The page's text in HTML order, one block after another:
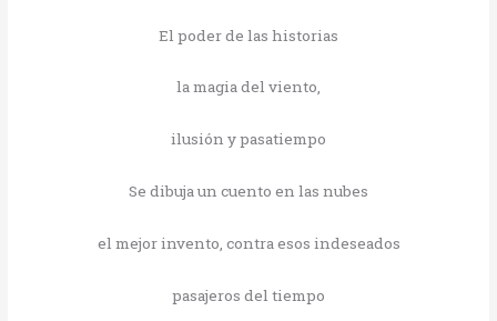
El poder de las historias
la magia del viento,
ilusión y pasatiempo
Se dibuja un cuento en las nubes
el mejor invento, contra esos indeseados
pasajeros del tiempo